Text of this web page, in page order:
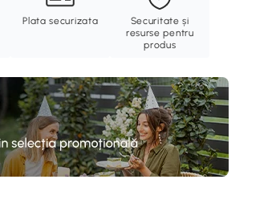
Plata securizata
Securitate și
resurse pentru
produs